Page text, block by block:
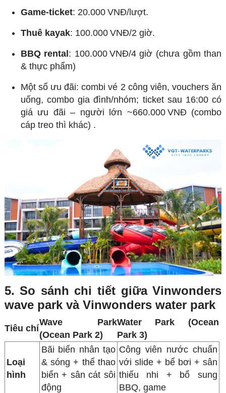
Game-ticket: 20.000 VNĐ/lượt.
Thuê kayak: 100.000 VNĐ/2 giờ.
BBQ rental: 100.000 VNĐ/4 giờ (chưa gồm than
& thực phẩm)
Một số ưu đãi: combi vé 2 công viên, vouchers ăn
uống, combo gia đình/nhóm; ticket sau 16:00 có
giá ưu đãi – người lớn ~660.000 VNĐ (combo
cáp treo thì khác) .
5. So sánh chi tiết giữa Vinwonders
wave park và Vinwonders water park
Tiêu chí
Wave Park
(Ocean Park 2)
Water Park (Ocean
Park 3)
Loại
hình
Bãi biển nhân tạo
& sóng + thể thao
biển + sân cát sôi
động
Công viên nước chuẩn
với slide + bể bơi + sân
thiếu nhi + bổ sung
BBQ, game